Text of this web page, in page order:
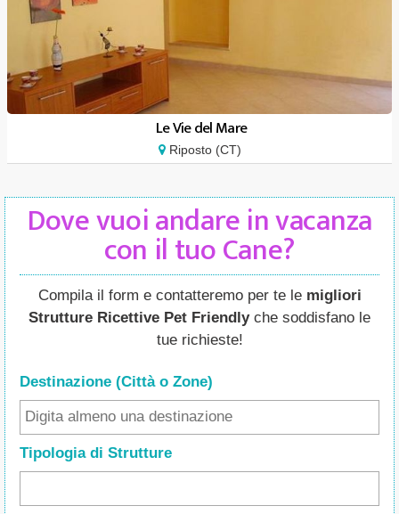
Le Vie del Mare
Riposto (CT)
Dove vuoi andare in vacanza
con il tuo Cane?
Compila il form e contatteremo per te le migliori
Strutture Ricettive Pet Friendlyche soddisfano le
tue richieste!
Destinazione (Città o Zone)
Tipologia di Strutture